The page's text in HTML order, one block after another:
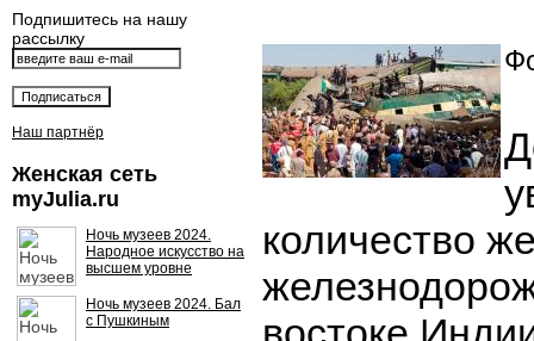
Подпишитесь на нашу
рассылку
Наш партнёр
Женская сеть
myJulia.ru
Ночь музеев 2024.
Народное искусство на
высшем уровне
Ночь музеев 2024. Бал
с Пушкиным
количество